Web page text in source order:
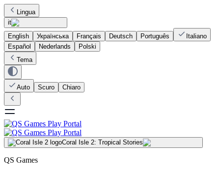
Lingua
it
English
Українська Français Deutsch Português
Italiano
Español
Nederlands
Polski
Tema
Auto Scuro Chiaro
Coral Isle 2: Tropical Stories
QS Games